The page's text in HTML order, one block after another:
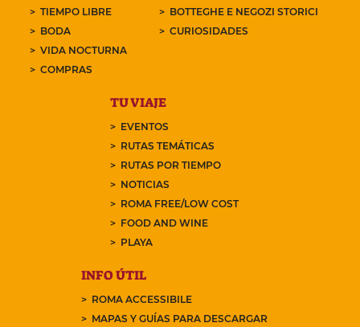
TIEMPO LIBRE
BODA
VIDA NOCTURNA
COMPRAS
BOTTEGHE E NEGOZI STORICI
CURIOSIDADES
TU VIAJE
EVENTOS
RUTAS TEMÁTICAS
RUTAS POR TIEMPO
NOTICIAS
ROMA FREE/LOW COST
FOOD AND WINE
PLAYA
INFO ÚTIL
ROMA ACCESSIBILE
MAPAS Y GUÍAS PARA DESCARGAR